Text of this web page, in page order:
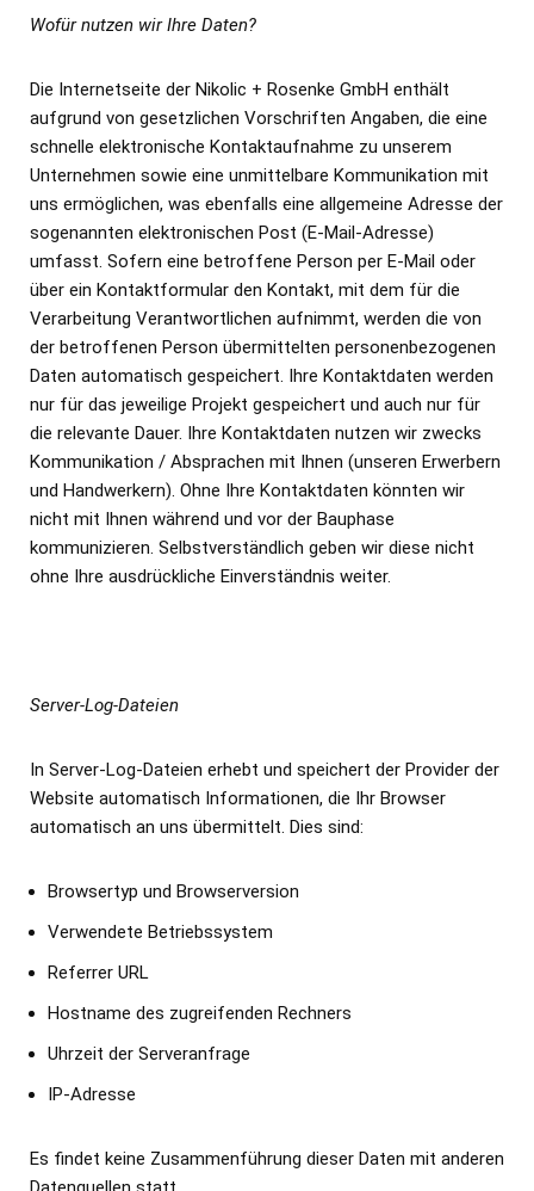
Wofür nutzen wir Ihre Daten?
Die Internetseite der Nikolic + Rosenke GmbH enthält
aufgrund von gesetzlichen Vorschriften Angaben, die eine
schnelle elektronische Kontaktaufnahme zu unserem
Unternehmen sowie eine unmittelbare Kommunikation mit
uns ermöglichen, was ebenfalls eine allgemeine Adresse der
sogenannten elektronischen Post (E-Mail-Adresse)
umfasst. Sofern eine betroffene Person per E-Mail oder
über ein Kontaktformular den Kontakt, mit dem für die
Verarbeitung Verantwortlichen aufnimmt, werden die von
der betroffenen Person übermittelten personenbezogenen
Daten automatisch gespeichert. Ihre Kontaktdaten werden
nur für das jeweilige Projekt gespeichert und auch nur für
die relevante Dauer. Ihre Kontaktdaten nutzen wir zwecks
Kommunikation / Absprachen mit Ihnen (unseren Erwerbern
und Handwerkern). Ohne Ihre Kontaktdaten könnten wir
nicht mit Ihnen während und vor der Bauphase
kommunizieren. Selbstverständlich geben wir diese nicht
ohne Ihre ausdrückliche Einverständnis weiter.
Server-Log-Dateien
In Server-Log-Dateien erhebt und speichert der Provider der
Website automatisch Informationen, die Ihr Browser
automatisch an uns übermittelt. Dies sind:
Browsertyp und Browserversion
Verwendete Betriebssystem
Referrer URL
Hostname des zugreifenden Rechners
Uhrzeit der Serveranfrage
IP-Adresse
Es findet keine Zusammenführung dieser Daten mit anderen